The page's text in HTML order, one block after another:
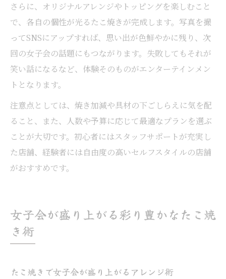
さらに、オリジナルアレンジやトッピングを楽しむこと
で、各自の個性が光るたこ焼きが完成します。写真を撮
ってSNSにアップすれば、思い出が色鮮やかに残り、次
回の女子会の話題にもつながります。失敗してもそれが
笑い話になるなど、体験そのものがエンターテインメン
トとなります。
注意点としては、焼き加減や具材の下ごしらえに気を配
ること、また、人数や予算に応じて最適なプランを選ぶ
ことが大切です。初心者にはスタッフサポートが充実し
た店舗、経験者には自由度の高いセルフスタイルの店舗
がおすすめです。
女子会が盛り上がる彩り豊かなたこ焼
き術
たこ焼きで女子会が盛り上がるアレンジ術